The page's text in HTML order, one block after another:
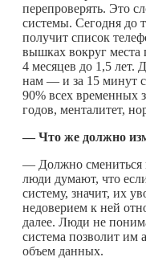
перепроверять. Это
системы. Сегодня до
получит список
вышках вокруг места
4 месяцев до 1,5 лет.
нам — и за 15 минут
90% всех временных
годов, менталитет,
— Что же должно
— Должно смениться
люди думают, что
систему, значит, их
недоверием к ней
далее. Люди не
система позволит им
объем данных.